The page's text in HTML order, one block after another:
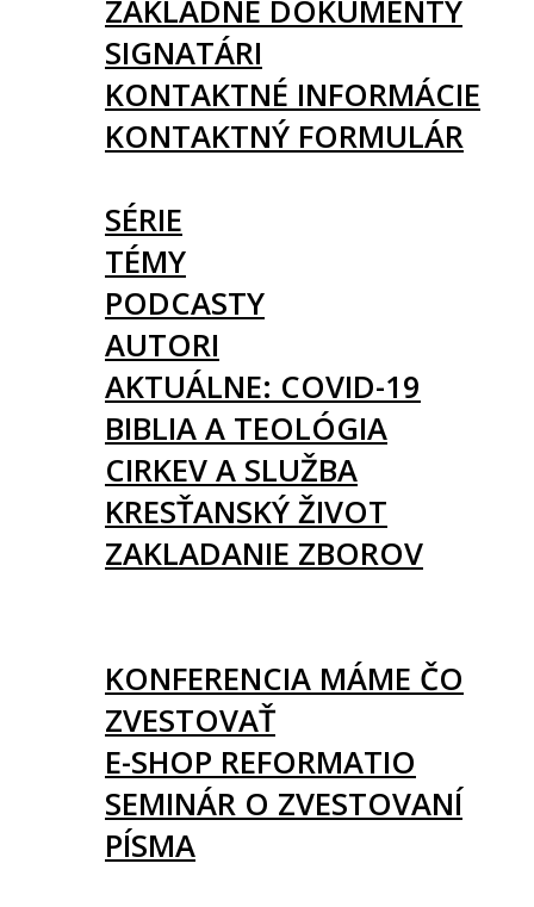
ZÁKLADNÉ DOKUMENTY
SIGNATÁRI
KONTAKTNÉ INFORMÁCIE
KONTAKTNÝ FORMULÁR
SÉRIE
TÉMY
PODCASTY
AUTORI
AKTUÁLNE: COVID-19
BIBLIA A TEOLÓGIA
CIRKEV A SLUŽBA
KRESŤANSKÝ ŽIVOT
ZAKLADANIE ZBOROV
KONFERENCIA MÁME ČO
ZVESTOVAŤ
E-SHOP REFORMATIO
SEMINÁR O ZVESTOVANÍ
PÍSMA